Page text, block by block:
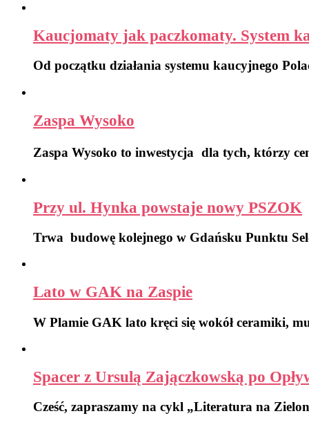
Kaucjomaty jak paczkomaty. System
Od początku działania systemu kaucyjnego
Zaspa Wysoko
Zaspa Wysoko to inwestycja dla tych, którzy
Przy ul. Hynka powstaje nowy PSZOK
Trwa budowę kolejnego w Gdańsku Punktu
Lato w GAK na Zaspie
W Plamie GAK lato kręci się wokół ceramiki,
Spacer z Ursulą Zajączkowską po
Cześć, zapraszamy na cykl „Literatura na